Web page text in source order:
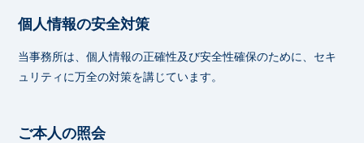
個人情報の安全対策
当事務所は、個人情報の正確性及び安全性確保のために、セキ
ュリティに万全の対策を講じています。
ご本人の照会